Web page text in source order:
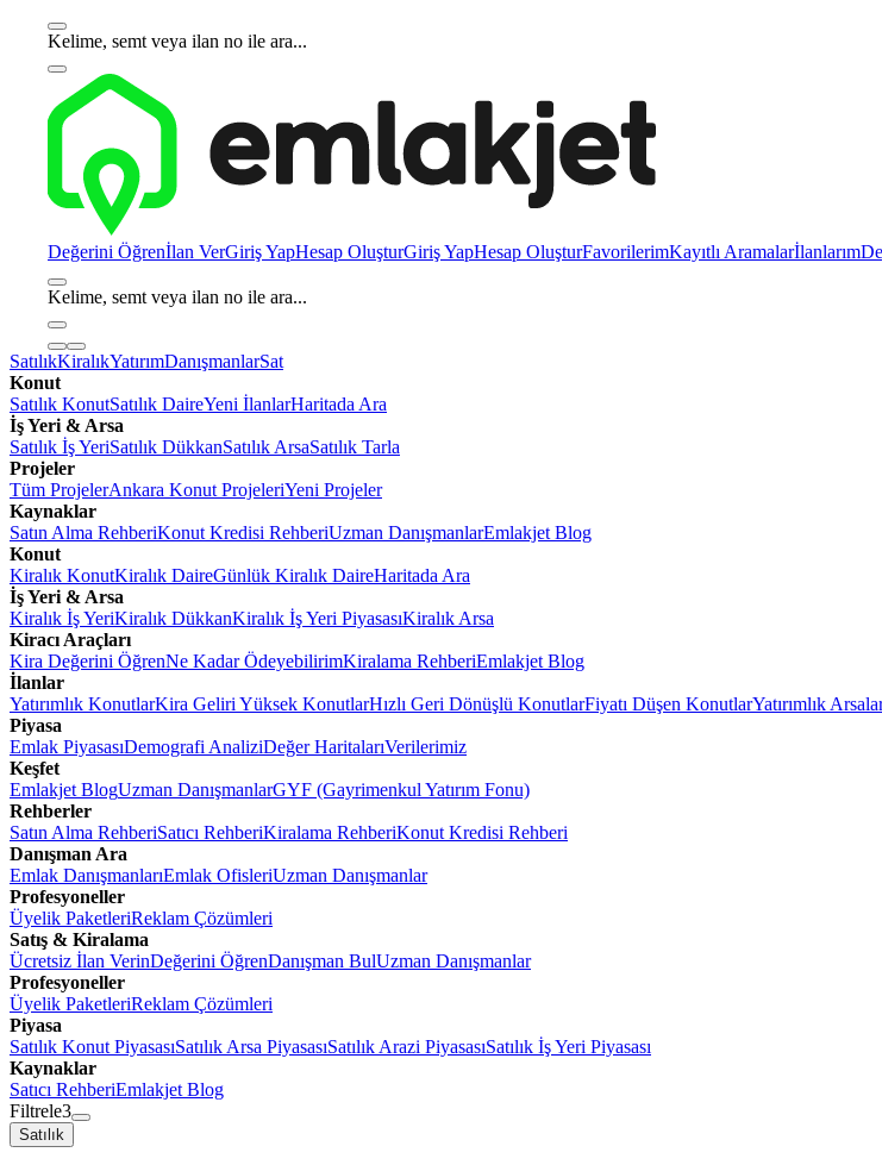
Kelime, semt veya ilan no ile ara...
Değerini Öğrenİlan VerGiriş YapHesap OluşturGiriş YapHesap OluşturFavorilerimKayıtlı Aramalarİlanlarım
Kelime, semt veya ilan no ile ara...
SatılıkKiralıkYatırımDanışmanlarSat
Konut
Satılık KonutSatılık DaireYeni İlanlarHaritada Ara
İş Yeri & Arsa
Satılık İş YeriSatılık DükkanSatılık ArsaSatılık Tarla
Projeler
Tüm ProjelerAnkara Konut ProjeleriYeni Projeler
Kaynaklar
Satın Alma RehberiKonut Kredisi RehberiUzman DanışmanlarEmlakjet Blog
Konut
Kiralık KonutKiralık DaireGünlük Kiralık DaireHaritada Ara
İş Yeri & Arsa
Kiralık İş YeriKiralık DükkanKiralık İş Yeri PiyasasıKiralık Arsa
Kiracı Araçları
Kira Değerini ÖğrenNe Kadar ÖdeyebilirimKiralama RehberiEmlakjet Blog
İlanlar
Yatırımlık KonutlarKira Geliri Yüksek KonutlarHızlı Geri Dönüşlü KonutlarFiyatı Düşen KonutlarYatırımlık
Piyasa
Emlak PiyasasıDemografi AnaliziDeğer HaritalarıVerilerimiz
Keşfet
Emlakjet BlogUzman DanışmanlarGYF (Gayrimenkul Yatırım Fonu)
Rehberler
Satın Alma RehberiSatıcı RehberiKiralama RehberiKonut Kredisi Rehberi
Danışman Ara
Emlak DanışmanlarıEmlak OfisleriUzman Danışmanlar
Profesyoneller
Üyelik PaketleriReklam Çözümleri
Satış & Kiralama
Ücretsiz İlan VerinDeğerini ÖğrenDanışman BulUzman Danışmanlar
Profesyoneller
Üyelik PaketleriReklam Çözümleri
Piyasa
Satılık Konut PiyasasıSatılık Arsa PiyasasıSatılık Arazi PiyasasıSatılık İş Yeri Piyasası
Kaynaklar
Satıcı RehberiEmlakjet Blog
Filtrele3
Satılık